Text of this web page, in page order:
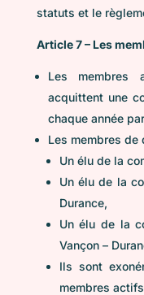
statuts et le
Article 7 – Les
Les membres
acquittent une
chaque année
Les membres de
Un élu de la
Un élu de la
Durance,
Un élu de la
Vançon –
Ils sont
membres